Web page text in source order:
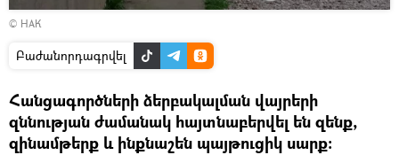
Դիտել
© НАК
Բաժանորդագրվել
Հանցագործների ձերբակալման վայրերի
զննության ժամանակ հայտնաբերվել են զենք,
զինամթերք և ինքնաշեն պայթուցիկ սարք: